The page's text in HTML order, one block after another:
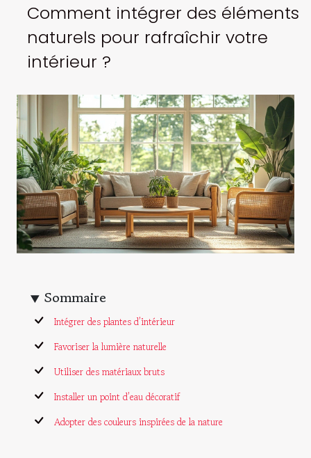
Comment intégrer des éléments
naturels pour rafraîchir votre
intérieur ?
Sommaire
Intégrer des plantes d’intérieur
Favoriser la lumière naturelle
Utiliser des matériaux bruts
Installer un point d’eau décoratif
Adopter des couleurs inspirées de la nature